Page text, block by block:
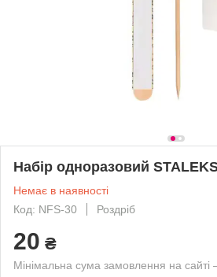
Набір одноразовий
Немає в наявності
Код: NFS-30
Роздріб
20 ₴
Мінімальна сума замовлення на